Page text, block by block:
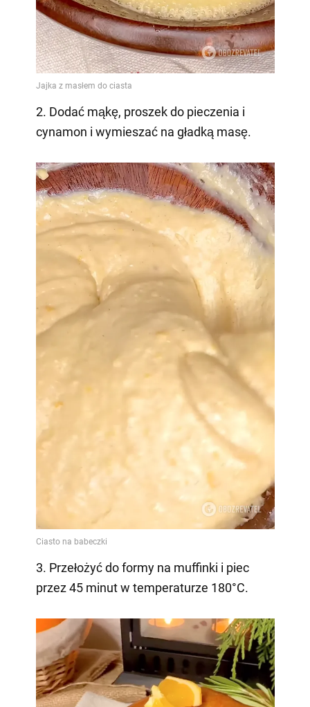
2. Dodać mąkę, proszek do pieczenia i
cynamon i wymieszać na gładką masę.
3. Przełożyć do formy na muffinki i piec
przez 45 minut w temperaturze 180°C.